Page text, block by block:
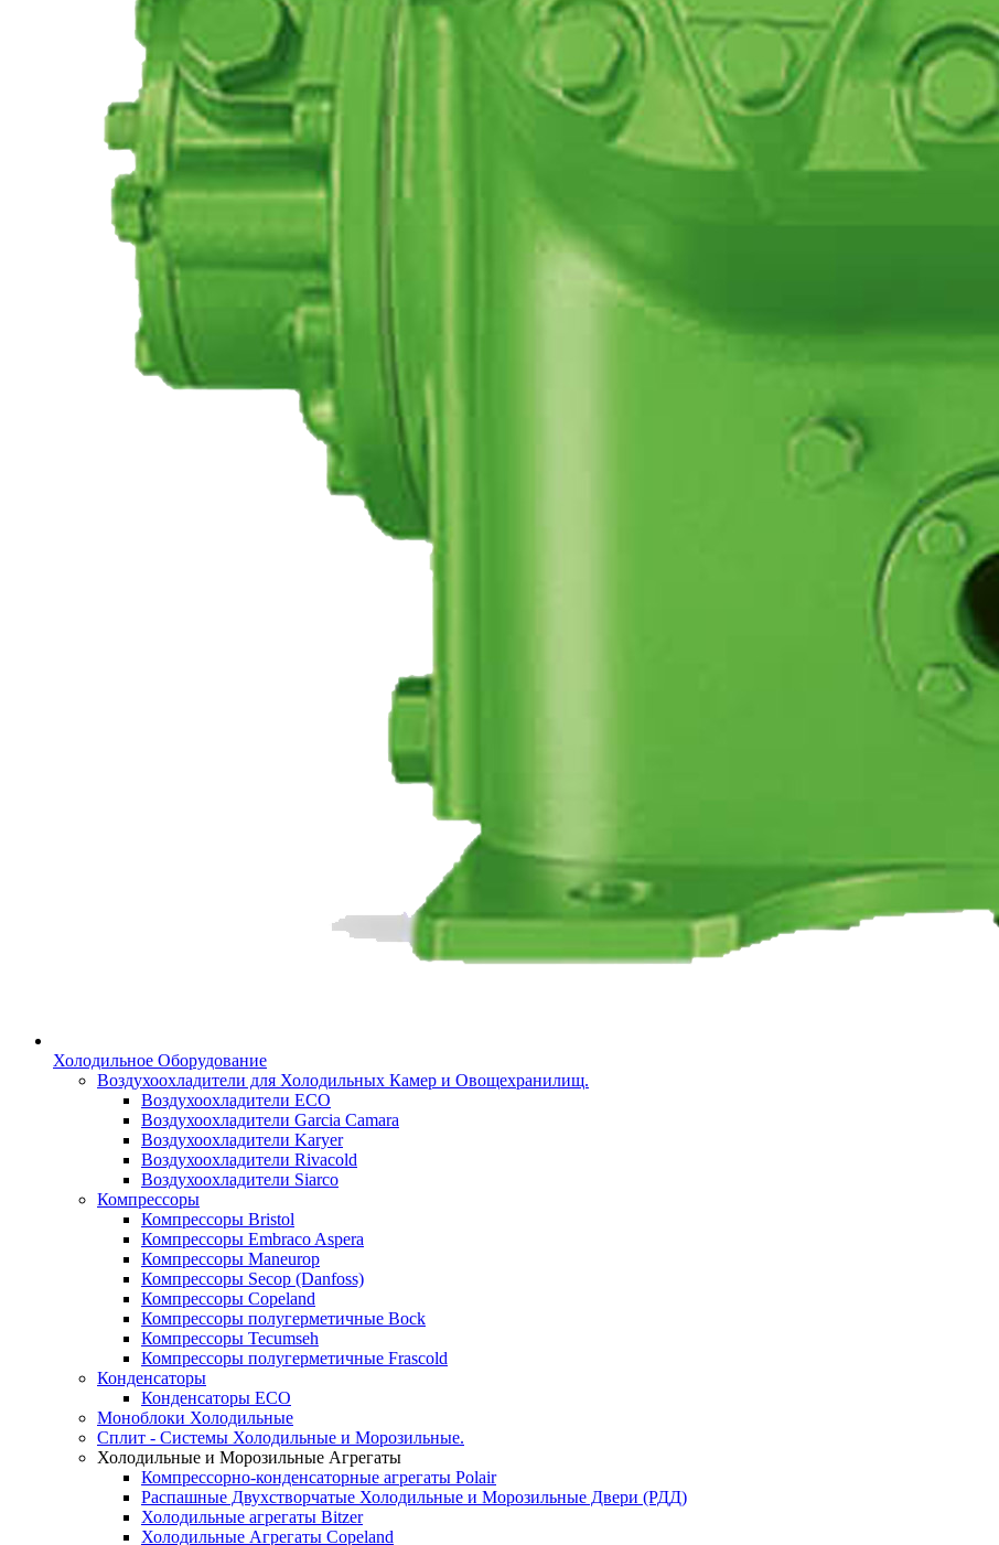
Холодильное Оборудование
Воздухоохладители для Холодильных Камер и Овощехранилищ.
Воздухоохладители ECO
Воздухоохладители Garcia Camara
Воздухоохладители Karyer
Воздухоохладители Rivacold
Воздухоохладители Siarco
Компрессоры
Компрессоры Bristol
Компрессоры Embraco Aspera
Компрессоры Maneurop
Компрессоры Secop (Danfoss)
Компрессоры Copeland
Компрессоры полугерметичные Bock
Компрессоры Tecumseh
Компрессоры полугерметичные Frascold
Конденсаторы
Конденсаторы ECO
Моноблоки Холодильные
Сплит - Системы Холодильные и Морозильные.
Холодильные и Морозильные Агрегаты
Компрессорно-конденсаторные агрегаты Polair
Распашные Двухстворчатые Холодильные и Морозильные Двери (РДД)
Холодильные агрегаты Bitzer
Холодильные Агрегаты Copeland